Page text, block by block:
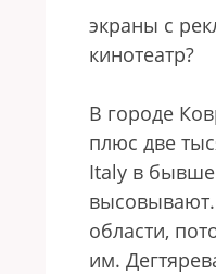
экраны с
кинотеатр?
В городе
плюс две
Italy в
области,
им.